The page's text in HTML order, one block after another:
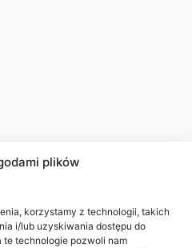
plików
korzystamy z technologii, takich
i/lub uzyskiwania dostępu do
te technologie pozwoli nam